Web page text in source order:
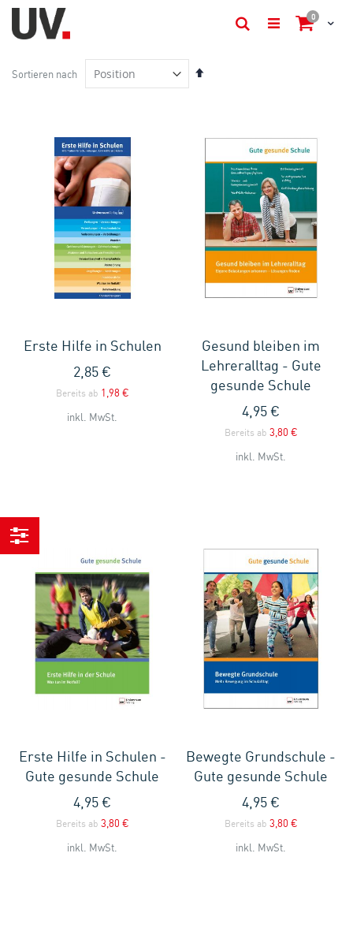
Cart
0Artikel
Suche
Sortieren nach
In
Erste Hilfe in Schulen
2,85 €
Bereits ab 1,98 €
inkl. MwSt.
Gesund bleiben im
Lehreralltag - Gute
gesunde Schule
4,95 €
Bereits ab 3,80 €
inkl. MwSt.
Erste Hilfe in Schulen -
Gute gesunde Schule
4,95 €
Bereits ab 3,80 €
inkl. MwSt.
Bewegte Grundschule -
Gute gesunde Schule
4,95 €
Bereits ab 3,80 €
inkl. MwSt.
Einkaufen